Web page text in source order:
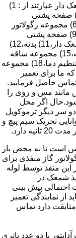
قطعات ساختمان آب گرم کن های دیواری شمعک دار عبارتند از : 1)
تعدیل،2) کلاهک تعدیل جریان دودکش،3) صفحه پشتی
آبگرمکن،4) مبدل گرمایی،5) مجموعه مشعل،6) مجموعه رگولاتور
گاز،7) مجموعه رگولاتور آب،8) رویه آبگرمکن،9) صفحه پشتی
آبگرمکن،10) رگولاتور آب در آبگرمکن های شمعک دار،11) بدنه،12)
قاب برنجی،13) شیپوره،14) شیر احتراق آهسته،15) مجموعه ساقه
سوپاپ،16) مجموعه مغزی آب بندی،17) شیر تنظیم دما،18) مجموعه
و … که ما برای تعمیر
تماس حاصل فرمایید.
مانند مس و روی را
اگر محل
سر دیگر ترموکوپل
که توانایی تحریک سیم پیچ و
دارد.
است تا به محض باز
گاز منفذی برای
منفذ توسط لوله
شمعک در
احتمالی پیش بینی
نمایندگی تعمیر
دارد تماس
یا دو عدد باتری